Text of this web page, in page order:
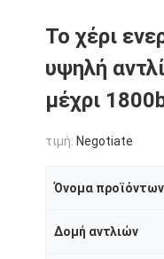
Το χέρι
υψηλή
μέχρι
τιμή: Negotiate
Όνομα προϊόντων
Δομή αντλιών